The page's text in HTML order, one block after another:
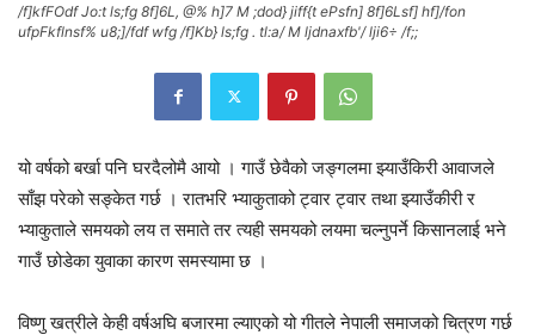
/f]kfFOdf Jo:t ls;fg 8f]6L, @% h]7 M ;dod} jiff{t ePsfn] 8f]6Lsf] hf]/fon
ufpFkflnsf% u8;]/fdf wfg /f]Kb} ls;fg . tl:a/ M ljdnaxfb'/ lji6÷ /f;;
यो वर्षको बर्खा पनि घरदैलोमै आयो । गाउँ छेवैको जङ्गलमा झ्याउँकिरी आवाजले
साँझ परेको सङ्केत गर्छ । रातभरि भ्याकुताको ट्वार ट्वार तथा झ्याउँकीरी र
भ्याकुताले समयको लय त समाते तर त्यही समयको लयमा चल्नुपर्ने किसानलाई भने
गाउँ छोडेका युवाका कारण समस्यामा छ ।
विष्णु खत्रीले केही वर्षअघि बजारमा ल्याएको यो गीतले नेपाली समाजको चित्रण गर्छ